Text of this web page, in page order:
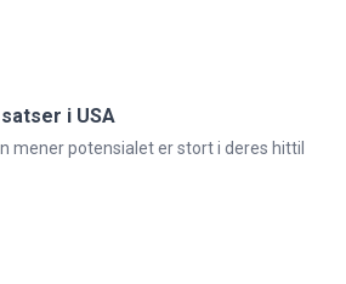
i USA
mener potensialet er stort i deres hittil